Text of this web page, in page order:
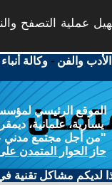
عملية التصفح
الأدب والفن -وكالة
الموقع الرئيسي
يسارية، علمانية،
"من أجل مجتمع مدني
حاز الحوار المتمدن
لديكم مشاكل تقنية